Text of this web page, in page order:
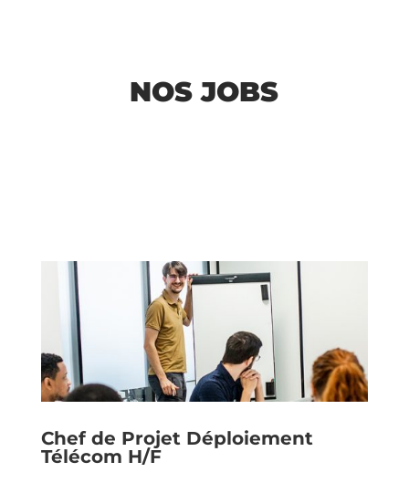
NOS JOBS
Chef de Projet Déploiement
Télécom H/F